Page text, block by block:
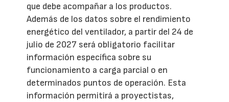
que debe acompañar a los productos.
Además de los datos sobre el rendimiento
energético del ventilador, a partir del 24 de
julio de 2027 será obligatorio facilitar
información específica sobre su
funcionamiento a carga parcial o en
determinados puntos de operación. Esta
información permitirá a proyectistas,